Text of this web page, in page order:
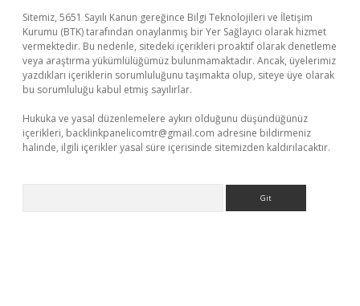
Sitemiz, 5651 Sayılı Kanun gereğince Bilgi Teknolojileri ve İletişim
Kurumu (BTK) tarafından onaylanmış bir Yer Sağlayıcı olarak hizmet
vermektedir. Bu nedenle, sitedeki içerikleri proaktif olarak denetleme
veya araştırma yükümlülüğümüz bulunmamaktadır. Ancak, üyelerimiz
yazdıkları içeriklerin sorumluluğunu taşımakta olup, siteye üye olarak
bu sorumluluğu kabul etmiş sayılırlar.
Hukuka ve yasal düzenlemelere aykırı olduğunu düşündüğünüz
içerikleri, backlinkpanelicomtr@gmail.com adresine bildirmeniz
halinde, ilgili içerikler yasal süre içerisinde sitemizden kaldırılacaktır.